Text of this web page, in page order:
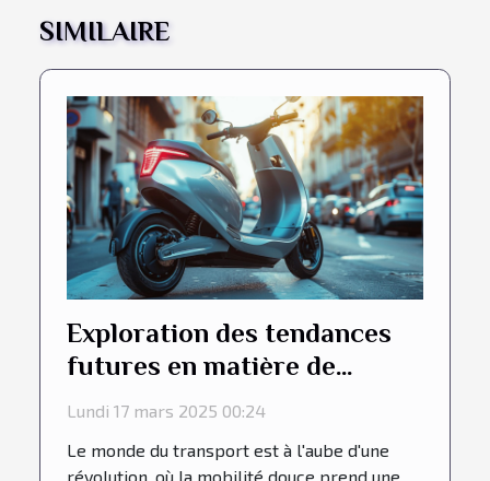
SIMILAIRE
Exploration des tendances
futures en matière de
mobilité douce et transport
Lundi 17 mars 2025 00:24
Le monde du transport est à l'aube d'une
révolution, où la mobilité douce prend une